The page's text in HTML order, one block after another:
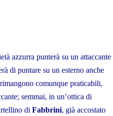
azzurra punterà su un attaccante
di puntare su un esterno anche
comunque praticabili,
semmai, in un’ottica di
di Fabbrini, già accostato